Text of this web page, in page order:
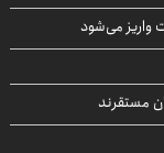
واریز می‌شود